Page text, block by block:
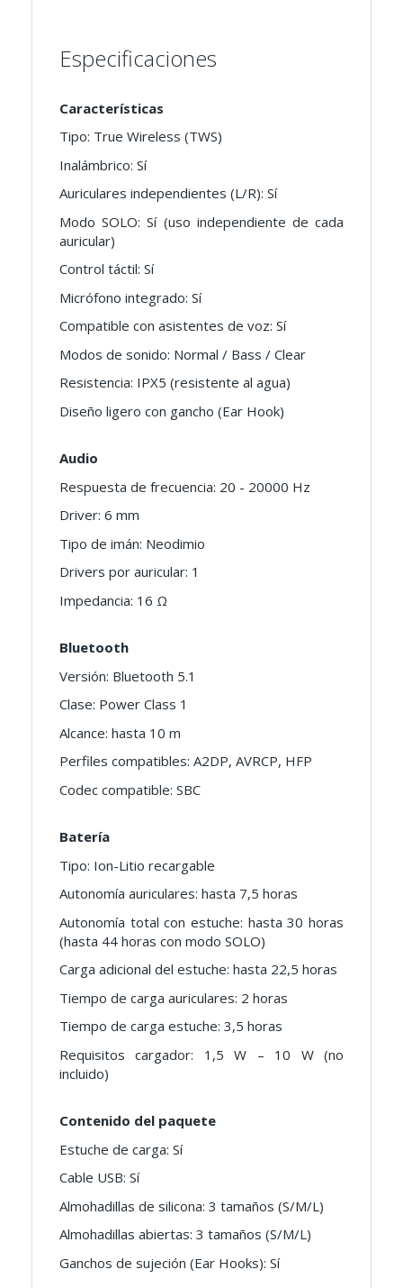
Especificaciones
Características
Tipo: True Wireless (TWS)
Inalámbrico: Sí
Auriculares independientes (L/R): Sí
Modo SOLO: Sí (uso independiente de cada
auricular)
Control táctil: Sí
Micrófono integrado: Sí
Compatible con asistentes de voz: Sí
Modos de sonido: Normal / Bass / Clear
Resistencia: IPX5 (resistente al agua)
Diseño ligero con gancho (Ear Hook)
Audio
Respuesta de frecuencia: 20 - 20000 Hz
Driver: 6 mm
Tipo de imán: Neodimio
Drivers por auricular: 1
Impedancia: 16 Ω
Bluetooth
Versión: Bluetooth 5.1
Clase: Power Class 1
Alcance: hasta 10 m
Perfiles compatibles: A2DP, AVRCP, HFP
Codec compatible: SBC
Batería
Tipo: Ion-Litio recargable
Autonomía auriculares: hasta 7,5 horas
Autonomía total con estuche: hasta 30 horas
(hasta 44 horas con modo SOLO)
Carga adicional del estuche: hasta 22,5 horas
Tiempo de carga auriculares: 2 horas
Tiempo de carga estuche: 3,5 horas
Requisitos cargador: 1,5 W – 10 W (no
incluido)
Contenido del paquete
Estuche de carga: Sí
Cable USB: Sí
Almohadillas de silicona: 3 tamaños (S/M/L)
Almohadillas abiertas: 3 tamaños (S/M/L)
Ganchos de sujeción (Ear Hooks): Sí